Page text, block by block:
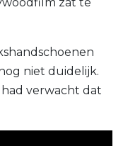
niet duidelijk.
had verwacht dat